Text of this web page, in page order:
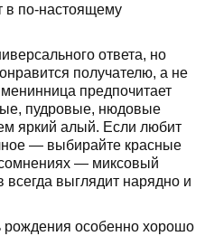
в по-настоящему
ответа, но
получателю, а не
предпочитает
пудровые, нюдовые
яркий алый. Если любит
— выбирайте красные
— миксовый
всегда выглядит нарядно и
особенно хорошо